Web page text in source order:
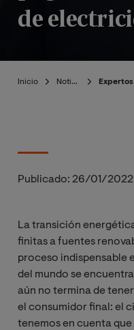
de
Inicio Noticias
Publicado: 26/01/2022
La transición
finitas a fuentes
proceso indispensable
del mundo se
aún no termina de
el consumidor final: el
tenemos en cuenta